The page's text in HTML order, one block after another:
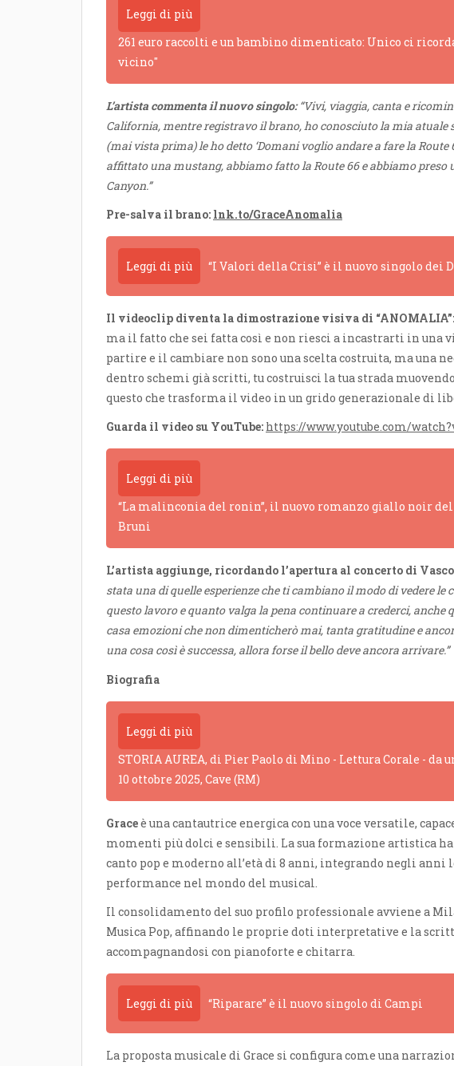
Leggi di più
261 euro raccolti e un bambino dimenticato: Unico ci
vicino"
L’artista commenta il nuovo singolo:“Vivi, viaggia, canta e
California, mentre registravo il brano, ho conosciuto la mia atuale
(mai vista prima) le ho detto ‘Domani voglio andare a fare la Route
affittato una mustang, abbiamo fatto la Route 66 e abbiamo preso
Canyon.”
Pre-salva il brano: lnk.to/GraceAnomalia
Leggi di più “I Valori della Crisi” è il nuovo singolo dei
Il videoclip diventa la dimostrazione visiva di “ANOMALIA”:
ma il fatto che sei fatta così e non riesci a incastrarti in
partire e il cambiare non sono una scelta costruita, ma una
dentro schemi già scritti, tu costruisci la tua strada
questo che trasforma il video in un grido generazionale di
Guarda il video su YouTube: https://www.youtube.com/
Leggi di più
“La malinconia del ronin”, il nuovo romanzo giallo noir
Bruni
L’artista aggiunge, ricordando l’apertura al concerto di
stata una di quelle esperienze che ti cambiano il modo di vedere le
questo lavoro e quanto valga la pena continuare a crederci,
casa emozioni che non dimenticherò mai, tanta gratitudine e
una cosa così è successa, allora forse il bello deve ancora arrivare.”
Biografia
Leggi di più
STORIA AUREA, di Pier Paolo di Mino - Lettura Corale - da
10 ottobre 2025, Cave (RM)
Graceè una cantautrice energica con una voce versatile,
momenti più dolci e sensibili. La sua formazione artistica
canto pop e moderno all’età di 8 anni, integrando negli
performance nel mondo del musical.
Il consolidamento del suo profilo professionale avviene a
Musica Pop, affinando le proprie doti interpretative e la
accompagnandosi con pianoforte e chitarra.
Leggi di più “Riparare” è il nuovo singolo di Campi
La proposta musicale di Grace si configura come una